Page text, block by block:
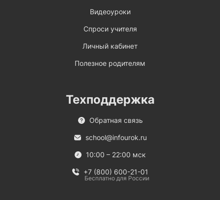
Видеоуроки
Спроси учителя
Личный кабинет
Полезное родителям
Техподдержка
Обратная связь
school@infourok.ru
10:00 – 22:00 мск
+7 (800) 600-21-01
Бесплатно для России